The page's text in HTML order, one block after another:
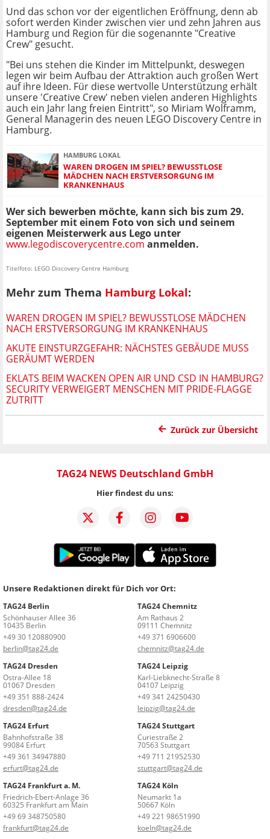
Und das schon vor der eigentlichen Eröffnung, denn ab
sofort werden Kinder zwischen vier und zehn Jahren aus
Hamburg und Region für die sogenannte "Creative
Crew" gesucht.
"Bei uns stehen die Kinder im Mittelpunkt, deswegen
legen wir beim Aufbau der Attraktion auch großen Wert
auf ihre Ideen. Für diese wertvolle Unterstützung erhält
unsere 'Creative Crew' neben vielen anderen Highlights
auch ein Jahr lang freien Eintritt", so Miriam Wolframm,
General Managerin des neuen LEGO Discovery Centre in
Hamburg.
HAMBURG LOKAL
WAREN DROGEN IM SPIEL? BEWUSSTLOSE
MÄDCHEN NACH ERSTVERSORGUNG IM
KRANKENHAUS
Wer sich bewerben möchte, kann sich bis zum 29.
September mit einem Foto von sich und seinem
eigenen Meisterwerk aus Lego unter
www.legodiscoverycentre.com anmelden.
Titelfoto: LEGO Discovery Centre Hamburg
Mehr zum Thema Hamburg Lokal:
WAREN DROGEN IM SPIEL? BEWUSSTLOSE MÄDCHEN
NACH ERSTVERSORGUNG IM KRANKENHAUS
AKUTE EINSTURZGEFAHR: NÄCHSTES GEBÄUDE MUSS
GERÄUMT WERDEN
EKLATS BEIM WACKEN OPEN AIR UND CSD IN HAMBURG?
SECURITY VERWEIGERT MENSCHEN MIT PRIDE-FLAGGE
ZUTRITT
Zurück zur Übersicht
TAG24 NEWS Deutschland GmbH
Hier findest du uns:
Unsere Redaktionen direkt für Dich vor Ort:
TAG24 Berlin
Schönhauser Allee 36
10435 Berlin
+49 30 120880900
berlin@tag24.de
TAG24 Chemnitz
Am Rathaus 2
09111 Chemnitz
+49 371 6906600
chemnitz@tag24.de
TAG24 Dresden
Ostra-Allee 18
01067 Dresden
+49 351 888-2424
dresden@tag24.de
TAG24 Leipzig
Karl-Liebknecht-Straße 8
04107 Leipzig
+49 341 24250430
leipzig@tag24.de
TAG24 Erfurt
Bahnhofstraße 38
99084 Erfurt
+49 361 34947880
erfurt@tag24.de
TAG24 Stuttgart
Curiestraße 2
70563 Stuttgart
+49 711 21952530
stuttgart@tag24.de
TAG24 Frankfurt a. M.
Friedrich-Ebert-Anlage 36
60325 Frankfurt am Main
+49 69 348750580
frankfurt@tag24.de
TAG24 Köln
Neumarkt 1a
50667 Köln
+49 221 98651990
koeln@tag24.de